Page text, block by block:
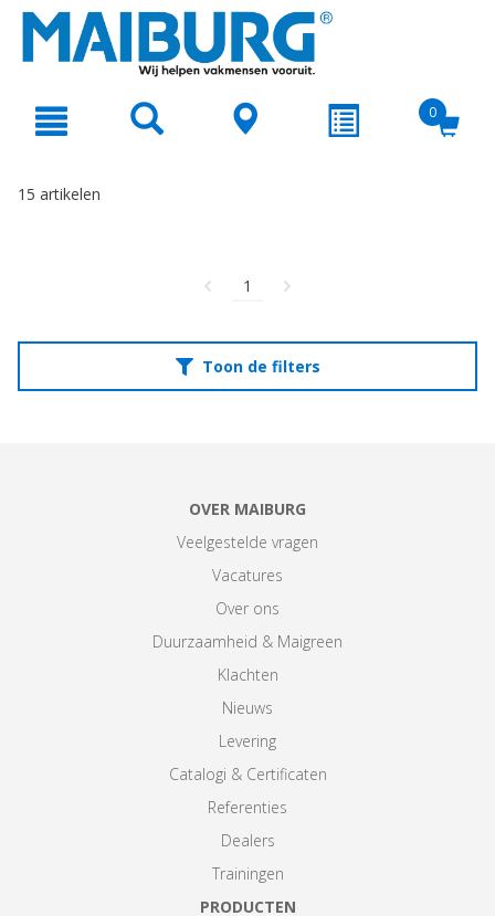
text.skipToNavigation
0
15 artikelen
1
Toon de filters
OVER MAIBURG
Veelgestelde vragen
Vacatures
Over ons
Duurzaamheid & Maigreen
Klachten
Nieuws
Levering
Catalogi & Certificaten
Referenties
Dealers
Trainingen
PRODUCTEN